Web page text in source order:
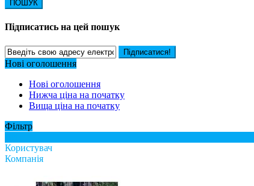
ПОШУК
Підписатись на цей пошук
Підписатися!
Нові оголошення
Нові оголошення
Нижча ціна на початку
Вища ціна на початку
Фільтр
Користувач
Компанія